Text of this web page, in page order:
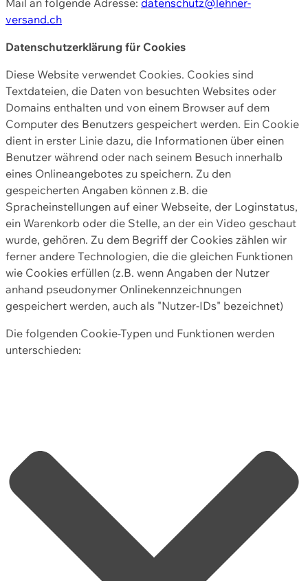
versand.ch
Datenschutzerklärung für Cookies
Diese Website verwendet Cookies. Cookies sind
Textdateien, die Daten von besuchten Websites oder
Domains enthalten und von einem Browser auf dem
Computer des Benutzers gespeichert werden. Ein Cookie
dient in erster Linie dazu, die Informationen über einen
Benutzer während oder nach seinem Besuch innerhalb
eines Onlineangebotes zu speichern. Zu den
gespeicherten Angaben können z.B. die
Spracheinstellungen auf einer Webseite, der Loginstatus,
ein Warenkorb oder die Stelle, an der ein Video geschaut
wurde, gehören. Zu dem Begriff der Cookies zählen wir
ferner andere Technologien, die die gleichen Funktionen
wie Cookies erfüllen (z.B. wenn Angaben der Nutzer
anhand pseudonymer Onlinekennzeichnungen
gespeichert werden, auch als "Nutzer-IDs" bezeichnet)
Die folgenden Cookie-Typen und Funktionen werden
unterschieden: